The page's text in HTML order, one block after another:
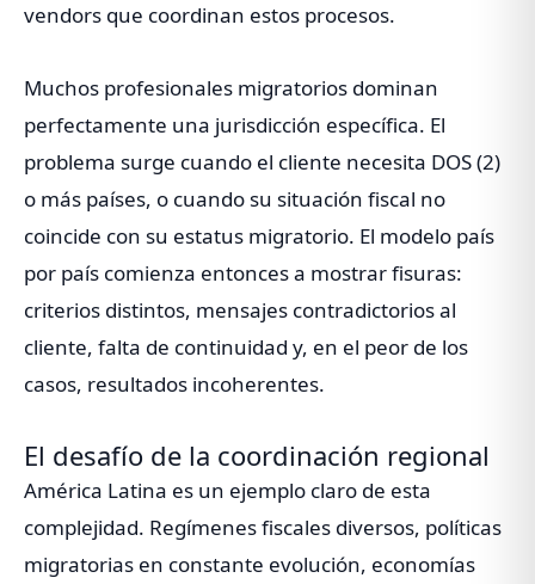
vendors que coordinan estos procesos.
Muchos profesionales migratorios dominan
perfectamente una jurisdicción específica. El
problema surge cuando el cliente necesita DOS (2)
o más países, o cuando su situación fiscal no
coincide con su estatus migratorio. El modelo país
por país comienza entonces a mostrar fisuras:
criterios distintos, mensajes contradictorios al
cliente, falta de continuidad y, en el peor de los
casos, resultados incoherentes.
El desafío de la coordinación regional
América Latina es un ejemplo claro de esta
complejidad. Regímenes fiscales diversos, políticas
migratorias en constante evolución, economías